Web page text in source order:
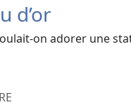
d’or
on adorer une